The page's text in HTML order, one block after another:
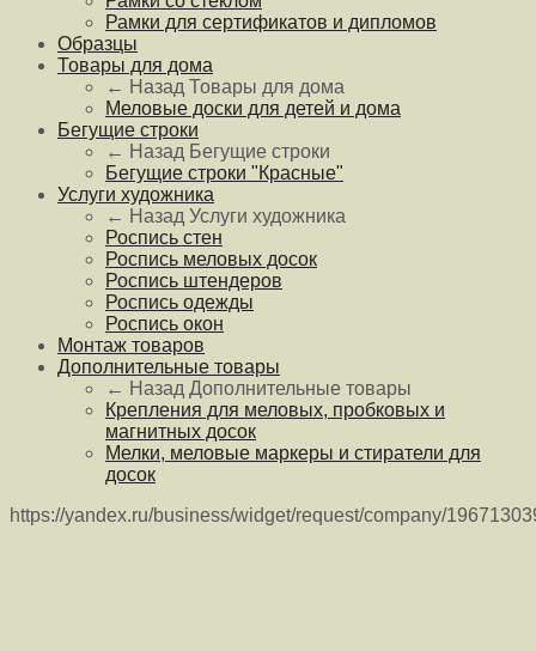
Рамки для сертификатов и дипломов
Образцы
Товары для дома
← Назад Товары для дома
Меловые доски для детей и дома
Бегущие строки
← Назад Бегущие строки
Бегущие строки "Красные"
Услуги художника
← Назад Услуги художника
Роспись стен
Роспись меловых досок
Роспись штендеров
Роспись одежды
Роспись окон
Монтаж товаров
Дополнительные товары
← Назад Дополнительные товары
Крепления для меловых, пробковых и
магнитных досок
Мелки, меловые маркеры и стиратели для
досок
https://yandex.ru/business/widget/request/company/